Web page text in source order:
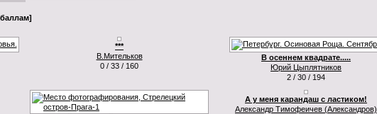
***
В.Мительков
0 / 33 / 160
В осеннем квадрате.....
Юрий Цыплятников
2 / 30 / 194
А у меня карандаш с ластиком!
Александр Тимофеичев (Александров)